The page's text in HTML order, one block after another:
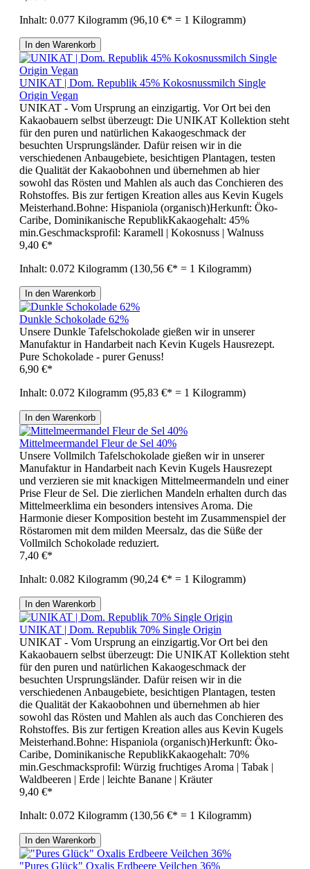
Inhalt: 0.077 Kilogramm (96,10 €* = 1 Kilogramm)
In den Warenkorb
UNIKAT | Dom. Republik 45% Kokosnussmilch Single
Origin Vegan
UNIKAT - Vom Ursprung an einzigartig. Vor Ort bei den
Kakaobauern selbst überzeugt: Die UNIKAT Kollektion steht
für den puren und natürlichen Kakaogeschmack der
besuchten Ursprungsländer. Dafür reisen wir in die
verschiedenen Anbaugebiete, besichtigen Plantagen, testen
die Qualität der Kakaobohnen und übernehmen ab hier
sowohl das Rösten und Mahlen als auch das Conchieren des
Rohstoffes. Bis zur fertigen Kreation alles aus Kevin Kugels
Meisterhand.Bohne: Hispaniola (organisch)Herkunft: Öko-
Caribe, Dominikanische RepublikKakaogehalt: 45%
min.Geschmacksprofil: Karamell | Kokosnuss | Walnuss
9,40 €*
Inhalt: 0.072 Kilogramm (130,56 €* = 1 Kilogramm)
In den Warenkorb
Dunkle Schokolade 62%
Unsere Dunkle Tafelschokolade gießen wir in unserer
Manufaktur in Handarbeit nach Kevin Kugels Hausrezept.
Pure Schokolade - purer Genuss!
6,90 €*
Inhalt: 0.072 Kilogramm (95,83 €* = 1 Kilogramm)
In den Warenkorb
Mittelmeermandel Fleur de Sel 40%
Unsere Vollmilch Tafelschokolade gießen wir in unserer
Manufaktur in Handarbeit nach Kevin Kugels Hausrezept
und verzieren sie mit knackigen Mittelmeermandeln und einer
Prise Fleur de Sel. Die zierlichen Mandeln erhalten durch das
Mittelmeerklima ein besonders intensives Aroma. Die
Harmonie dieser Komposition besteht im Zusammenspiel der
Röstaromen mit dem milden Meersalz, das die Süße der
Vollmilch Schokolade reduziert.
7,40 €*
Inhalt: 0.082 Kilogramm (90,24 €* = 1 Kilogramm)
In den Warenkorb
UNIKAT | Dom. Republik 70% Single Origin
UNIKAT - Vom Ursprung an einzigartig.Vor Ort bei den
Kakaobauern selbst überzeugt: Die UNIKAT Kollektion steht
für den puren und natürlichen Kakaogeschmack der
besuchten Ursprungsländer. Dafür reisen wir in die
verschiedenen Anbaugebiete, besichtigen Plantagen, testen
die Qualität der Kakaobohnen und übernehmen ab hier
sowohl das Rösten und Mahlen als auch das Conchieren des
Rohstoffes. Bis zur fertigen Kreation alles aus Kevin Kugels
Meisterhand.Bohne: Hispaniola (organisch)Herkunft: Öko-
Caribe, Dominikanische RepublikKakaogehalt: 70%
min.Geschmacksprofil: Würzig fruchtiges Aroma | Tabak |
Waldbeeren | Erde | leichte Banane | Kräuter
9,40 €*
Inhalt: 0.072 Kilogramm (130,56 €* = 1 Kilogramm)
In den Warenkorb
"Pures Glück" Oxalis Erdbeere Veilchen 36%